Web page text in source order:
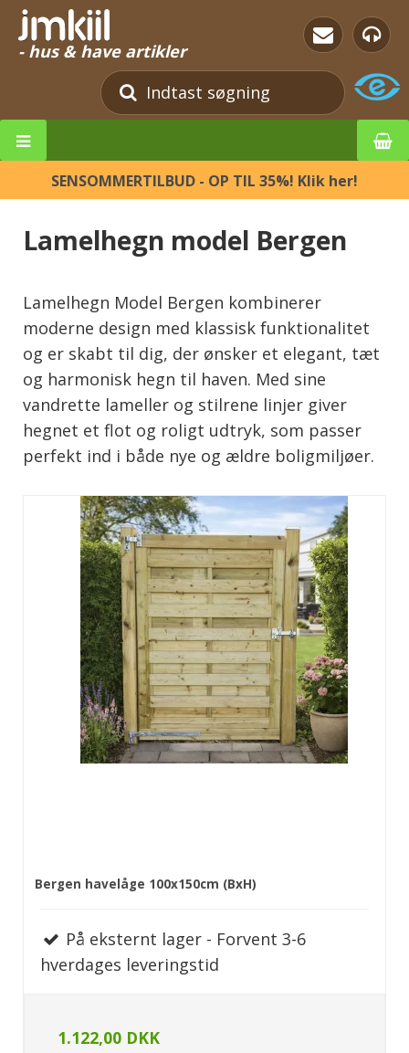
- hus & have artikler
SENSOMMERTILBUD - OP TIL 35%! Klik her!
Lamelhegn model Bergen
Lamelhegn Model Bergen kombinerer
moderne design med klassisk funktionalitet
og er skabt til dig, der ønsker et elegant, tæt
og harmonisk hegn til haven. Med sine
vandrette lameller og stilrene linjer giver
hegnet et flot og roligt udtryk, som passer
perfekt ind i både nye og ældre boligmiljøer.
Bergen havelåge 100x150cm (BxH)
På eksternt lager - Forvent 3-6
hverdages leveringstid
1.122,00 DKK